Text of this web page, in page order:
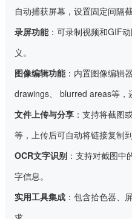
自动捕获屏幕，设置固定间隔截
录屏功能：可录制视频和GIF
义。
图像编辑功能：内置图像编辑
drawings、 blurred areas等，
文件上传与分享 ：支持将截图
等，上传后可自动将链接复制
OCR文字识别 ：支持对截图
字信息。
实用工具集成 ：包含拾色器、